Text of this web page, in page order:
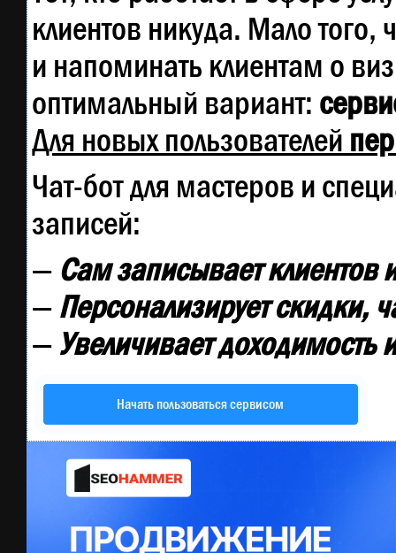
клиентов никуда. Мало того,
и напоминать клиентам о
оптимальный вариант:
Для новых пользователей
Чат-бот для мастеров и
записей:
— Сам записывает клиентов
— Персонализирует скидки,
— Увеличивает доходимость
Начать пользоваться сервисом